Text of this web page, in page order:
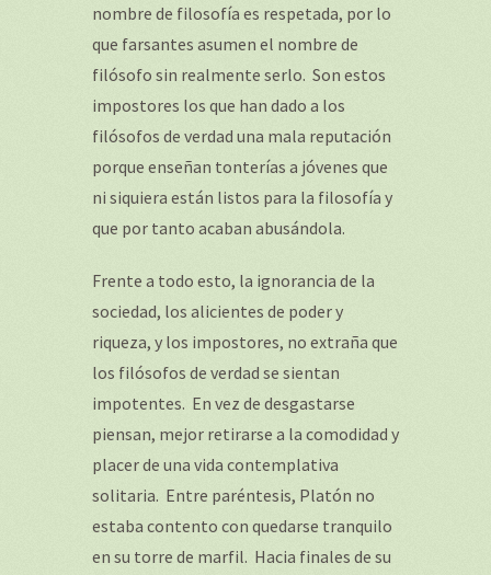
nombre de filosofía es respetada, por lo
que farsantes asumen el nombre de
filósofo sin realmente serlo. Son estos
impostores los que han dado a los
filósofos de verdad una mala reputación
porque enseñan tonterías a jóvenes que
ni siquiera están listos para la filosofía y
que por tanto acaban abusándola.
Frente a todo esto, la ignorancia de la
sociedad, los alicientes de poder y
riqueza, y los impostores, no extraña que
los filósofos de verdad se sientan
impotentes. En vez de desgastarse
piensan, mejor retirarse a la comodidad y
placer de una vida contemplativa
solitaria. Entre paréntesis, Platón no
estaba contento con quedarse tranquilo
en su torre de marfil. Hacia finales de su